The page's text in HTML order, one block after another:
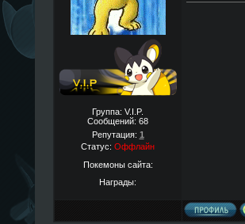
Группа: V.I.P.
Сообщений: 68
Репутация: 1
Статус: Оффлайн
Покемоны сайта:
Награды: